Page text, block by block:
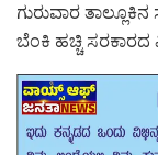
ಗುರುವಾರ‌
ಬೆಂಕಿ ಹಚ್ಚಿ ಸರಕಾರದ